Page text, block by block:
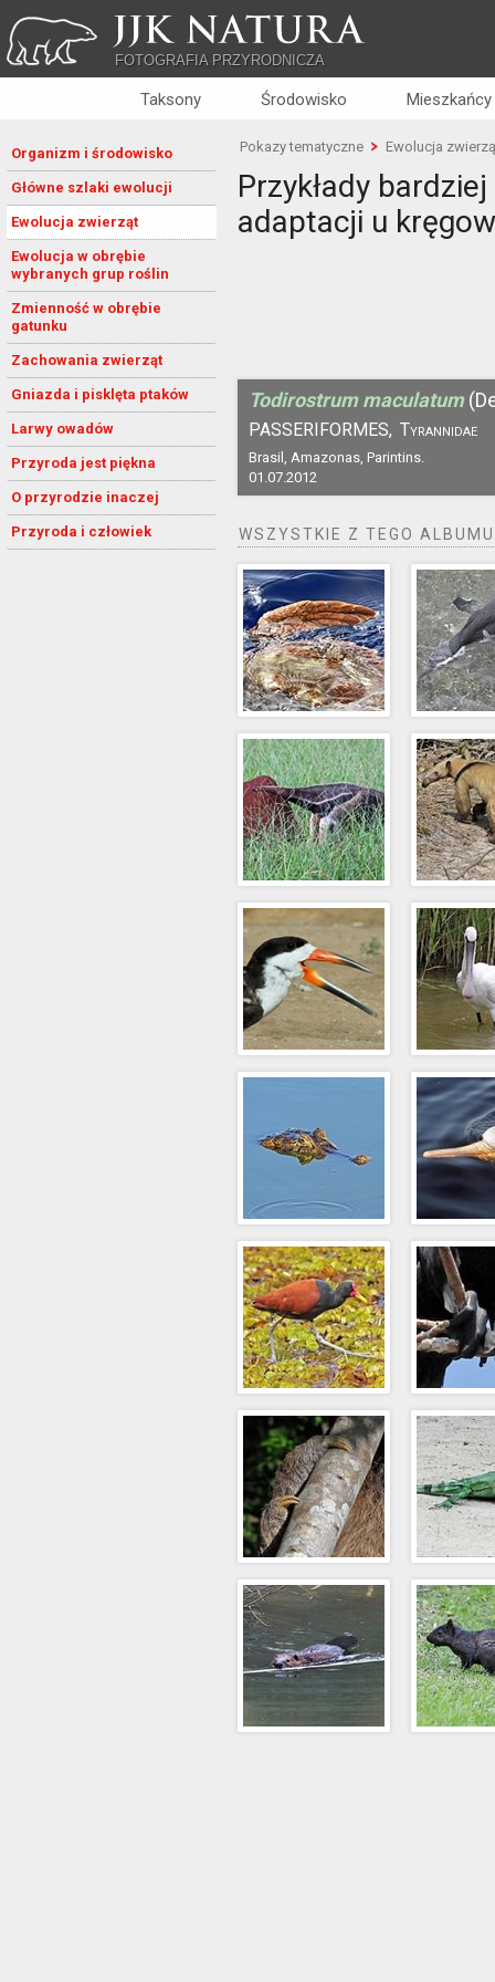
JJK NATURA
FOTOGRAFIA PRZYRODNICZA
Taksony Środowisko
Organizm i środowisko
Główne szlaki ewolucji
Ewolucja zwierząt
Ewolucja w obrębie
wybranych grup roślin
Zmienność w obrębie
gatunku
Zachowania zwierząt
Gniazda i pisklęta ptaków
Larwy owadów
Przyroda jest piękna
O przyrodzie inaczej
Przyroda i człowiek
Pokazy tematyczne Ewolucja
Przykłady
adaptacji u
Todirostrum maculatum
PASSERIFORMES, Tyrannidae
Brasil, Amazonas, Parintins.
01.07.2012
WSZYSTKIE Z TEGO ALBUMU